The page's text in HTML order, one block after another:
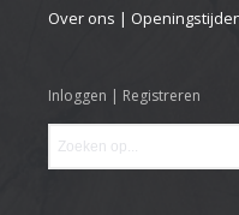
Over ons |
Inloggen | Registreren